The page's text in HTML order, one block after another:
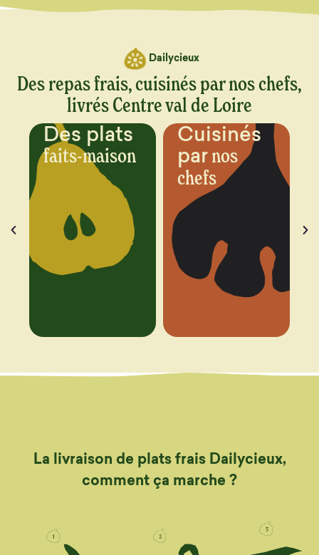
Dailycieux
Des repas frais, cuisinés par nos chefs,
livrés Centre val de Loire
Cuisinés
parnos
Un menu
chaque
semaine
La livraison de plats frais Dailycieux,
comment ça marche ?